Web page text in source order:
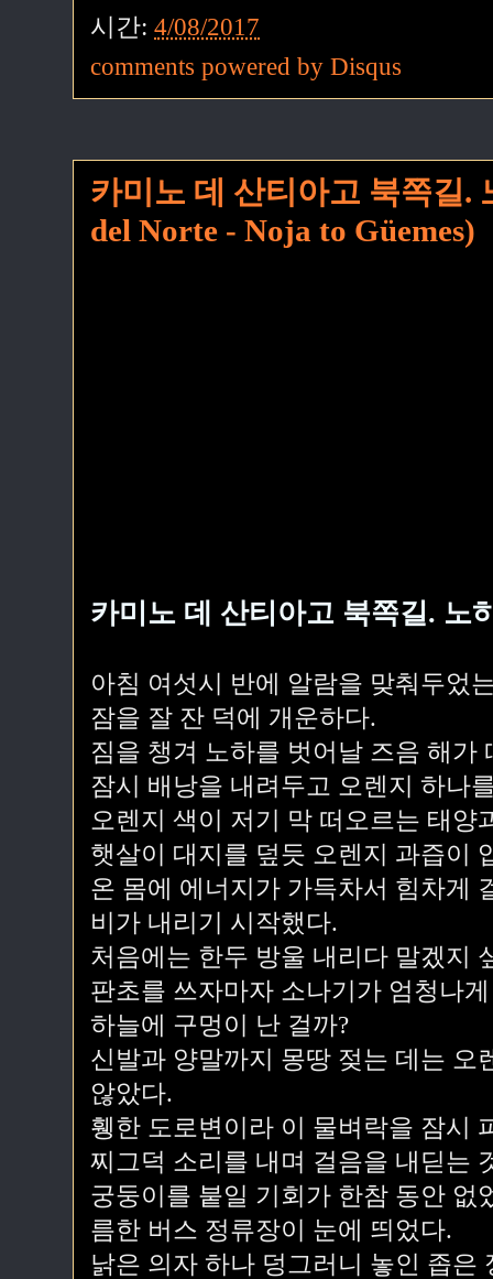
시간: 4/08/2017
comments powered by Disqus
카미노 데 산티아고 북쪽길.
del Norte - Noja to Güemes)
카미노 데 산티아고 북쪽길. 노
아침 여섯시 반에 알람을 맞춰두었
잠을 잘 잔 덕에 개운하다.
짐을 챙겨 노하를 벗어날 즈음 해가
잠시 배낭을 내려두고 오렌지 하나
오렌지 색이 저기 막 떠오르는 태양
햇살이 대지를 덮듯 오렌지 과즙이
온 몸에 에너지가 가득차서 힘차게
비가 내리기 시작했다.
처음에는 한두 방울 내리다 말겠지
판초를 쓰자마자 소나기가 엄청나
하늘에 구멍이 난 걸까?
신발과 양말까지 몽땅 젖는 데는 오
않았다.
휑한 도로변이라 이 물벼락을 잠시
찌그덕 소리를 내며 걸음을 내딛는
궁둥이를 붙일 기회가 한참 동안 없
름한 버스 정류장이 눈에 띄었다.
낡은 의자 하나 덩그러니 놓인 좁은